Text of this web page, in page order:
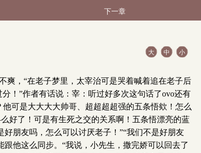
下一章
大 中 小
爽，“在老子梦里，太宰治可是哭着喊着追在老子后
！”作者有话说：宰：听过好多次这句话了ovo还有
可是大大大大帅哥、超超超超强的五条悟欸！怎么
了！可是有生死之交的关系啊！五条悟漂亮的蓝
朋友吗，怎么可以讨厌老子！”“我们不是好朋友
他这么同步。“我说，小先生，撒完娇可以回去了